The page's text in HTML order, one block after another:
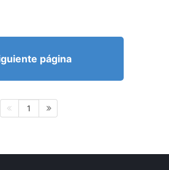
página
1